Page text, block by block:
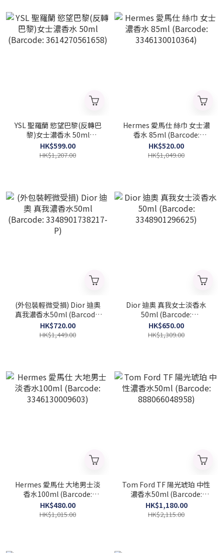
YSL 聖羅蘭 慾望巴黎(反轉巴
黎)女士濃香水 50ml
(Barcode: 3614270561658)
HK$599.00
HK$1,207.00
Hermes 愛馬仕 絲巾 女士濃
香水 85ml (Barcode:
3346130010364)
HK$520.00
HK$1,049.00
(外包裝輕微受損) Dior 迪奧
真我濃香水50ml (Barcode:
3348901738217-P)
HK$720.00
HK$1,449.00
Dior 迪奧 真我女士淡香水
50ml (Barcode:
3348901296625)
HK$650.00
HK$1,309.00
Hermes 愛馬仕 大地男士淡
香水100ml (Barcode:
3346130009603)
HK$480.00
HK$1,015.00
Tom Ford TF 陽光琥珀 中性
濃香水50ml (Barcode:
888066048958)
HK$1,180.00
HK$2,115.00